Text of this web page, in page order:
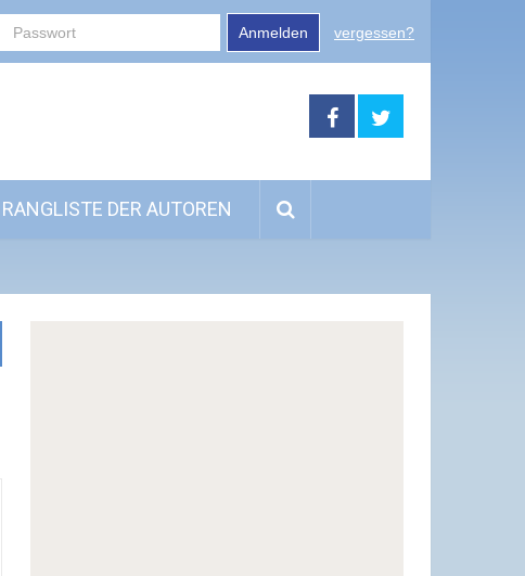
Anmelden vergessen?
RANGLISTE DER AUTOREN